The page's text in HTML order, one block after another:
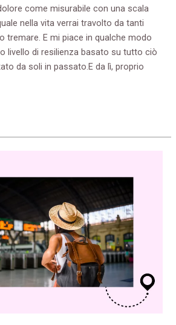
come misurabile con una scala
nella vita verrai travolto da tanti
tremare. E mi piace in qualche modo
livello di resilienza basato su tutto ciò
da soli in passato.E da lì, proprio